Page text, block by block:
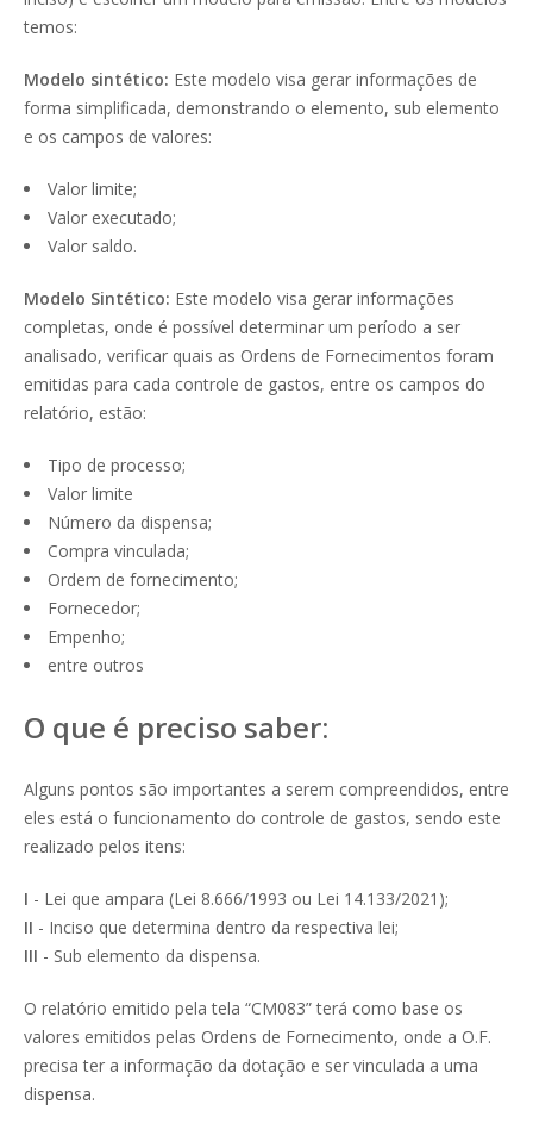
temos:
Modelo sintético: Este modelo visa gerar informações de
forma simplificada, demonstrando o elemento, sub elemento
e os campos de valores:
Valor limite;
Valor executado;
Valor saldo.
Modelo Sintético: Este modelo visa gerar informações
completas, onde é possível determinar um período a ser
analisado, verificar quais as Ordens de Fornecimentos foram
emitidas para cada controle de gastos, entre os campos do
relatório, estão:
Tipo de processo;
Valor limite
Número da dispensa;
Compra vinculada;
Ordem de fornecimento;
Fornecedor;
Empenho;
entre outros
O que é preciso saber:
Alguns pontos são importantes a serem compreendidos, entre
eles está o funcionamento do controle de gastos, sendo este
realizado pelos itens:
I - Lei que ampara (Lei 8.666/1993 ou Lei 14.133/2021);
II - Inciso que determina dentro da respectiva lei;
III - Sub elemento da dispensa.
O relatório emitido pela tela “CM083” terá como base os
valores emitidos pelas Ordens de Fornecimento, onde a O.F.
precisa ter a informação da dotação e ser vinculada a uma
dispensa.